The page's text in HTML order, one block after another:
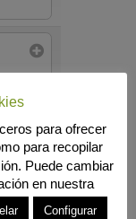
Sep 15
para ofrecer
para recopilar
Puede cambiar
en nuestra
Configurar